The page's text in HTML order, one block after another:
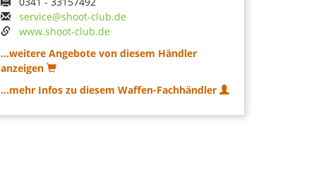
service@shoot-club.de
www.shoot-club.de
...weitere Angebote von diesem Händler
anzeigen
...mehr Infos zu diesem Waffen-Fachhändler